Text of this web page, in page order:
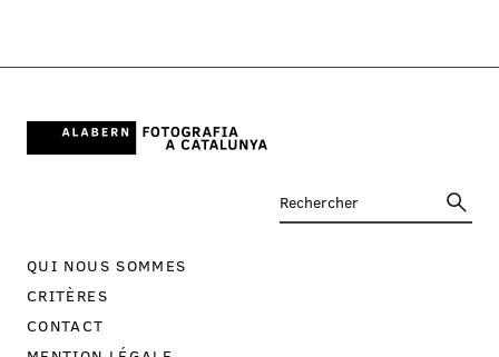
QUI NOUS SOMMES
CRITÈRES
CONTACT